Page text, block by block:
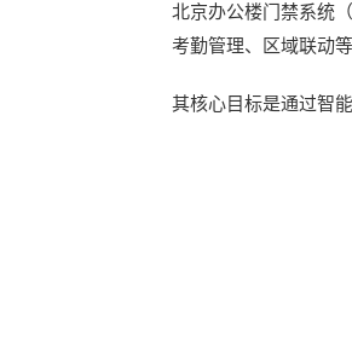
北京办公楼门禁系统
考勤管理、区域联动等
其核心目标是通过智